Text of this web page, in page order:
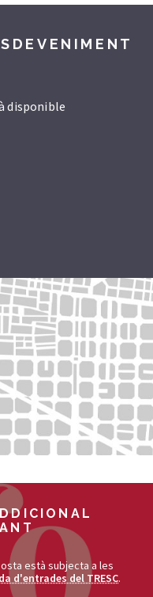
disponible
està subjecta a les
d'entrades del TRESC.